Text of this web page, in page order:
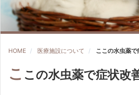
HOME 医療施設について ここの水虫薬で
こ この水虫薬で症状改